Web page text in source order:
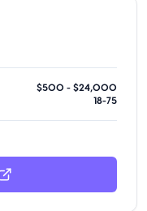
$500 - $24,000
18-75